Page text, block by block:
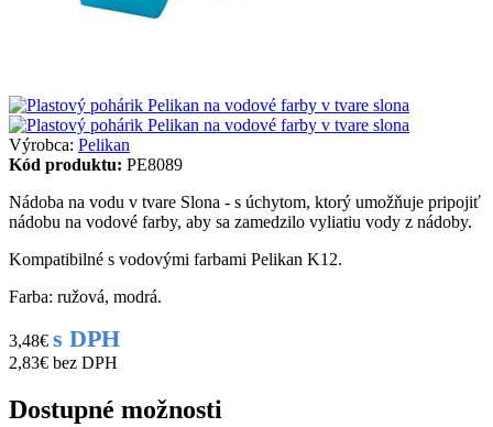
Výrobca: Pelikan
Kód produktu: PE8089
Nádoba na vodu v tvare Slona - s úchytom, ktorý umožňuje pripojiť
nádobu na vodové farby, aby sa zamedzilo vyliatiu vody z nádoby.
Kompatibilné s vodovými farbami Pelikan K12.
Farba: ružová, modrá.
3,48€ s DPH
2,83€ bez DPH
Dostupné možnosti